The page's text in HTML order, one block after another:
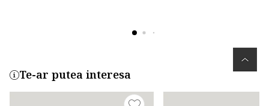
Te-ar putea interesa